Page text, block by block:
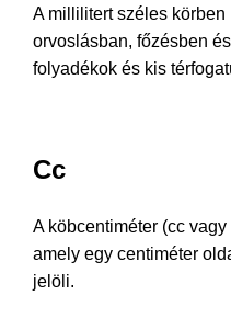
A millilitert széles
orvoslásban, főzésben
folyadékok és kis
Cc
A köbcentiméter (cc
amely egy centiméter
jelöli.